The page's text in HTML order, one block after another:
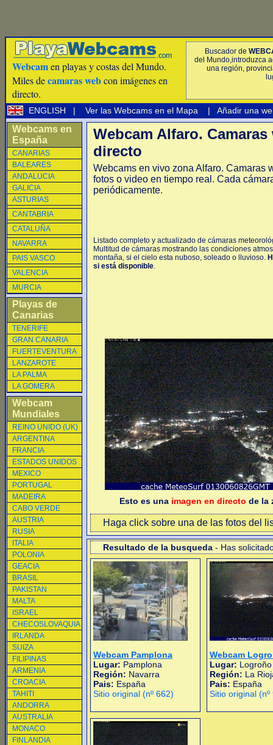
Webcamen playas y costas del Mundo.
Miles decamaras webcon imágenes en
directo.
Buscador de
del Mundo,introduzca
una región,
ENGLISH | Ver las Webcams en el Mapa | Añadir una
Webcams en
España
CANARIAS
BALEARES
ANDALUCIA
GALICIA
ASTURIAS
CANTABRIA
CATALUÑA
NAVARRA
PAIS VASCO
VALENCIA
MURCIA
Playas de
Canarias
TENERIFE
GRAN CANARIA
FUERTEVENTURA
LANZAROTE
LA PALMA
LA GOMERA
Webcam
Mundiales
REINO UNIDO (UK)
ARGENTINA
FRANCIA
ESTADOS UNIDOS
MEXICO
PORTUGAL
MADEIRA
CABO VERDE
AUSTRIA
RUSIA
ITALIA
POLONIA
GEACIA
BRASIL
PAKISTAN
MALTA
ISRAEL
CHECOSLOVAQUIA
IRLANDA
SUIZA
FILIPINAS
ARMENIA
CROACIA
TAHITI
ANDORRA
AUSTRALIA
MONACO
FINLANDIA
Webcam Alfaro.
directo
Webcams en vivo zona Alfaro. Camaras
fotos o video en tiempo real. Cada
periódicamente.
Listado completo y actualizado de cámaras
Multitud de cámaras mostrando las condiciones
montaña, si el cielo esta nuboso, soleado o lluvioso.
si está disponible.
Esto es una imagen en directo de la
Haga click sobre una de las fotos del
Resultado de la busqueda - Has
Webcam Pamplona
Lugar: Pamplona
Región: Navarra
Pais: España
Sitio original (nº 662)
Webcam
Lugar: Logroño
Región: La
Pais: España
Sitio original (nº